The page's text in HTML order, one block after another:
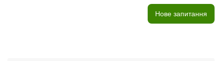
Нове запитання